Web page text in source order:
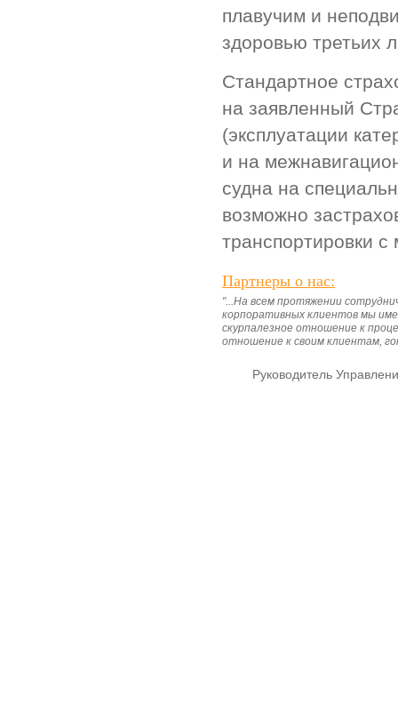
плавучим и
здоровью третьих
Стандартное
на заявленный
(эксплуатации
и на
судна на
возможно
транспортировки
Партнеры о нас:
"...На всем протяжении
корпоративных клиентов мы
скурпалезное отношение к
отношение к своим клиентам,
Руководитель